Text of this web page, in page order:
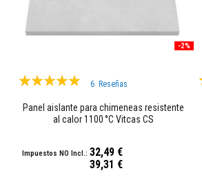
refractarios
Refractarios
Compuestos
refractarios
Ladrillos
-2%
Valoración:
6 Reseñas
Panel aislante para chimeneas resistente
al calor 1100 °C Vitcas CS
39,31 €
32,49 €